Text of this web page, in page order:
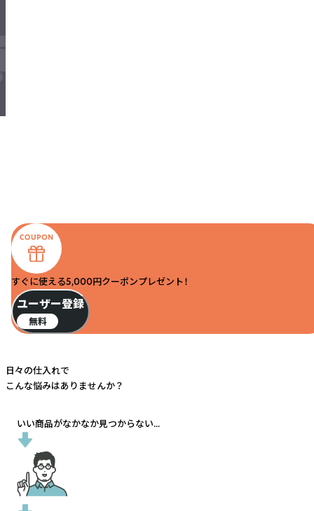
すぐに使える5,000円クーポンプレゼント！
ユーザー登録
無料
日々の仕入れで
こんな悩みはありませんか？
いい商品がなかなか見つからない...